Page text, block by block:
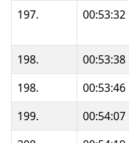
197. 00:53:32
198. 00:53:38
198.
00:53:46
199.
00:54:07